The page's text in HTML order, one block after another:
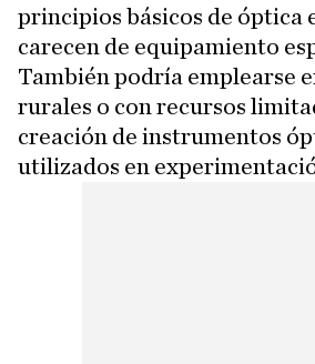
principios básicos de óptica
carecen de equipamiento
También podría emplearse
rurales o con recursos
creación de instrumentos
utilizados en